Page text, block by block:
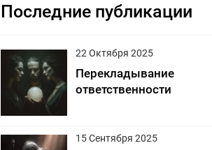
Последние публикации
22 Октября 2025
Перекладывание
ответственности
15 Сентября 2025